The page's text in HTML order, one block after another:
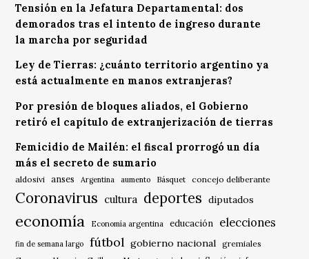
Tensión en la Jefatura Departamental: dos
demorados tras el intento de ingreso durante
la marcha por seguridad
Ley de Tierras: ¿cuánto territorio argentino ya
está actualmente en manos extranjeras?
Por presión de bloques aliados, el Gobierno
retiró el capítulo de extranjerización de tierras
Femicidio de Mailén: el fiscal prorrogó un día
más el secreto de sumario
aldosivi anses Argentina aumento Básquet concejo deliberante
Coronavirus cultura deportes diputados
economía Economía argentina educación elecciones
fin de semana largo fútbol gobierno nacional gremiales